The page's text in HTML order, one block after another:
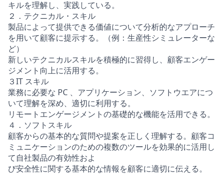
キルを理解し、実践している。
２．テクニカル・スキル
製品によって提供できる価値について分析的なアプローチ
を用いて顧客に提示する。（例：生産性シミュレーターな
ど）
新しいテクニカルスキルを積極的に習得し、顧客エンゲー
ジメント向上に活用する。
３IT スキル
業務に必要な PC 、アプリケーション、ソフトウエアにつ
いて理解を深め、適切に利用する。
リモートエンゲージメントの基礎的な機能を活用できる。
４．ソフトスキル
顧客からの基本的な質問や提案を正しく理解する。顧客コ
ミュニケーションのための複数のツールを効果的に活用し
て自社製品の有効性およ
び安全性に関する基本的な情報を顧客に適切に伝える。